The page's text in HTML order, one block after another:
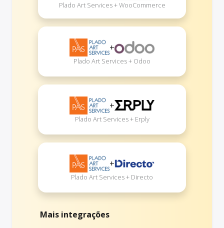
Plado Art Services + WooCommerce
+
Plado Art Services + Odoo
+
Plado Art Services + Erply
+
Plado Art Services + Directo
Mais integrações